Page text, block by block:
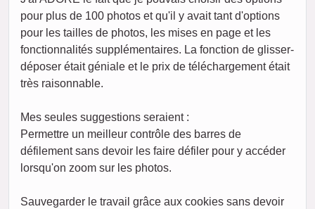
pour plus de 100 photos et qu'il y avait tant d'options
pour les tailles de photos, les mises en page et les
fonctionnalités supplémentaires. La fonction de glisser-
déposer était géniale et le prix de téléchargement était
très raisonnable.
Mes seules suggestions seraient :
Permettre un meilleur contrôle des barres de
défilement sans devoir les faire défiler pour y accéder
lorsqu'on zoom sur les photos.
Sauvegarder le travail grâce aux cookies sans devoir